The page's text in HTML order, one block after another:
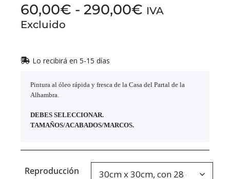
60,00€ - 290,00€ IVA
Excluido
Lo recibirá en 5-15 días
Pintura al óleo rápida y fresca de la Casa del Partal de la
Alhambra.
DEBES SELECCIONAR.
TAMAÑOS/ACABADOS/MARCOS.
Reproducción